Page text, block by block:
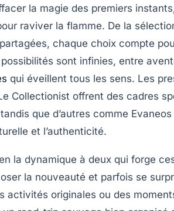
la magie des premiers
raviver la flamme. De la
chaque choix compte
sont infinies, entre
qui éveillent tous les sens. Les
Collectionist offrent des cadres
que d’autres comme
et l’authenticité.
la dynamique à deux qui forge
la nouveauté et parfois se
activités originales ou des